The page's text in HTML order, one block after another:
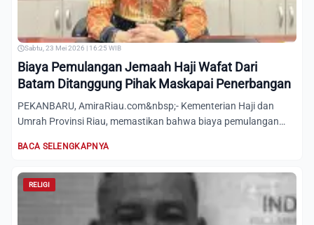
Sabtu, 23 Mei 2026 | 16:25 WIB
Biaya Pemulangan Jemaah Haji Wafat Dari
Batam Ditanggung Pihak Maskapai Penerbangan
PEKANBARU, AmiraRiau.com&nbsp;- Kementerian Haji dan
Umrah Provinsi Riau, memastikan bahwa biaya pemulangan
BACA SELENGKAPNYA
RELIGI